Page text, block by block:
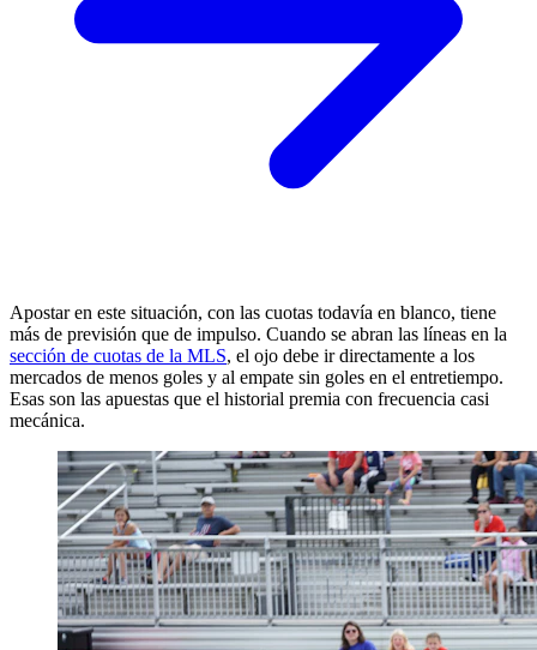
Apostar en este situación, con las cuotas todavía en blanco, tiene
más de previsión que de impulso. Cuando se abran las líneas en la
sección de cuotas de la MLS, el ojo debe ir directamente a los
mercados de menos goles y al empate sin goles en el entretiempo.
Esas son las apuestas que el historial premia con frecuencia casi
mecánica.